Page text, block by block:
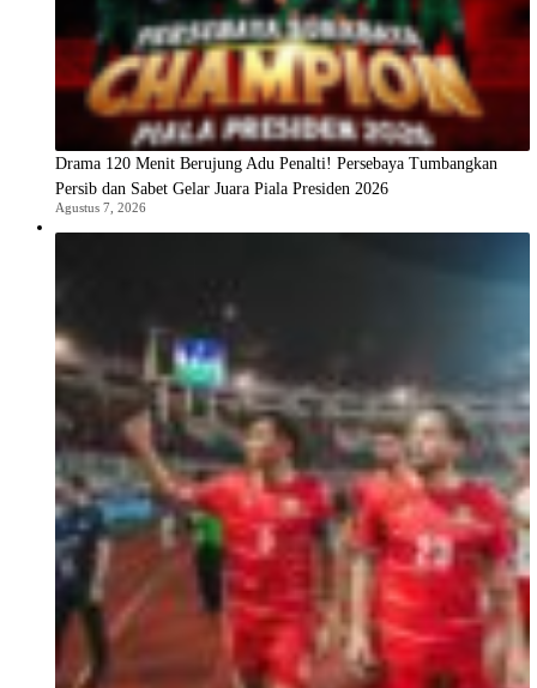
Drama 120 Menit Berujung Adu Penalti! Persebaya Tumbangkan
Persib dan Sabet Gelar Juara Piala Presiden 2026
Agustus 7, 2026